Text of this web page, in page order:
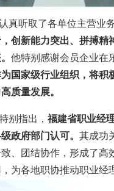
听取了各单位主营业务
创新能力突出、拼搏精
他特别感谢会员企业在
国家级行业组织，将积
质量发展。
指出， 福建省职业经
政府部门认可。 其成功
、团结协作，形成了
为各地职协推动职业经